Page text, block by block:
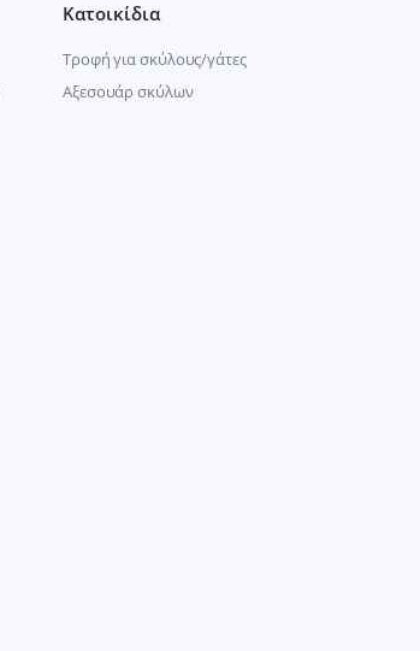
Κατοικίδια
Τροφή για σκύλους/γάτες
Αξεσουάρ σκύλων